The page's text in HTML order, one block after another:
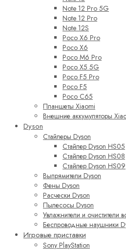
Note 12 Pro 5G
Note 12 Pro
Note 12S
Poco X6 Pro
Poco X6
Poco M6 Pro
Poco X5 5G
Poco F5 Pro
Poco F5
Poco C65
Планшеты Xiaomi
Внешние аккумуляторы
Dyson
Стайлеры Dyson
Стайлер Dyson HS05
Стайлер Dyson HS08
Стайлер Dyson HS09
Выпрямители Dyson
Фены Dyson
Расчески Dyson
Пылесосы Dyson
Увлажнители и очистители
Беспроводные наушники
Игровые приставки
Sony PlayStation